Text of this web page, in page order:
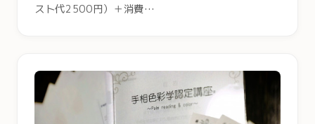
スト代2500円）＋消費…